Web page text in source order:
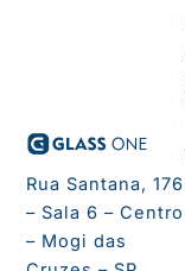
Rua Santana, 176
– Sala 6 – Centro
– Mogi das